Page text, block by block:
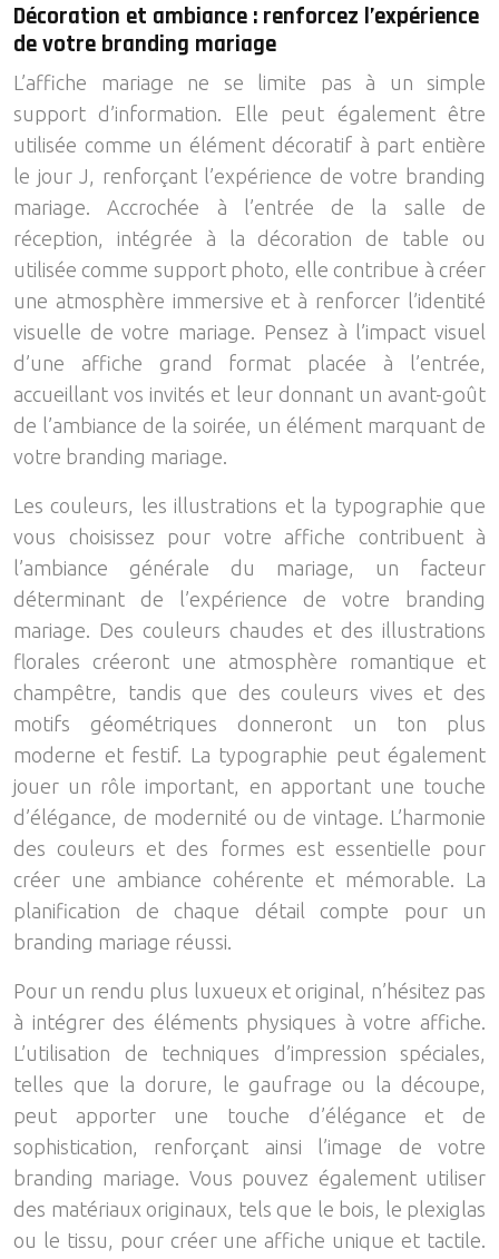
Décoration et ambiance : renforcez l’expérience
de votre branding mariage
L’affiche mariage ne se limite pas à un simple
support d’information. Elle peut également être
utilisée comme un élément décoratif à part entière
le jour J, renforçant l’expérience de votre branding
mariage. Accrochée à l’entrée de la salle de
réception, intégrée à la décoration de table ou
utilisée comme support photo, elle contribue à créer
une atmosphère immersive et à renforcer l’identité
visuelle de votre mariage. Pensez à l’impact visuel
d’une affiche grand format placée à l’entrée,
accueillant vos invités et leur donnant un avant-goût
de l’ambiance de la soirée, un élément marquant de
votre branding mariage.
Les couleurs, les illustrations et la typographie que
vous choisissez pour votre affiche contribuent à
l’ambiance générale du mariage, un facteur
déterminant de l’expérience de votre branding
mariage. Des couleurs chaudes et des illustrations
florales créeront une atmosphère romantique et
champêtre, tandis que des couleurs vives et des
motifs géométriques donneront un ton plus
moderne et festif. La typographie peut également
jouer un rôle important, en apportant une touche
d’élégance, de modernité ou de vintage. L’harmonie
des couleurs et des formes est essentielle pour
créer une ambiance cohérente et mémorable. La
planification de chaque détail compte pour un
branding mariage réussi.
Pour un rendu plus luxueux et original, n’hésitez pas
à intégrer des éléments physiques à votre affiche.
L’utilisation de techniques d’impression spéciales,
telles que la dorure, le gaufrage ou la découpe,
peut apporter une touche d’élégance et de
sophistication, renforçant ainsi l’image de votre
branding mariage. Vous pouvez également utiliser
des matériaux originaux, tels que le bois, le plexiglas
ou le tissu, pour créer une affiche unique et tactile.